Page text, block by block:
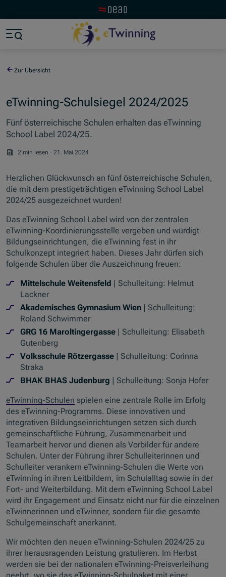
Zum Hauptinhalt springen
Zur Übersicht
eTwinning-Schulsiegel 2024/2025
Fünf österreichische Schulen erhalten das eTwinning
School Label 2024/25.
2 min lesen · 21. Mai 2024
Herzlichen Glückwunsch an fünf österreichische Schulen,
die mit dem prestigeträchtigeneTwinning School Label
2024/25 ausgezeichnet wurden!
DaseTwinning School Label wird von der zentralen
eTwinning-Koordinierungsstelle vergeben und würdigt
Bildungseinrichtungen, die eTwinning fest in ihr
Schulkonzept integriert haben. Dieses Jahr dürfen sich
folgende Schulen über die Auszeichnung freuen:
Mittelschule Weitensfeld
| Schulleitung: Helmut
Lackner
Akademisches Gymnasium Wien | Schulleitung:
Roland Schwimmer
GRG 16 Maroltingergasse | Schulleitung: Elisabeth
Gutenberg
Volksschule Rötzergasse | Schulleitung: Corinna
Straka
BHAK BHAS Judenburg | Schulleitung: Sonja Hofer
eTwinning-Schulen spielen eine zentrale Rolle im Erfolg
des eTwinning-Programms. Diese innovativen und
integrativen Bildungseinrichtungen setzen sich durch
gemeinschaftliche Führung, Zusammenarbeit und
Teamarbeit hervor und dienen als Vorbilder für andere
Schulen. Unter der Führung ihrer Schulleiterinnen und
Schulleiter verankern eTwinning-Schulen die Werte von
eTwinning in ihren Leitbildern, im Schulalltag sowie in der
Fort- und Weiterbildung. Mit demeTwinning School Label
wird ihr Engagement und Einsatz nicht nur für die einzelnen
eTwinnerinnen und eTwinner, sondern für die gesamte
Schulgemeinschaft anerkannt.
Wir möchten den neuen eTwinning-Schulen 2024/25 zu
ihrer herausragenden Leistung gratulieren. Im Herbst
werden sie bei der nationalen eTwinning-Preisverleihung
geehrt, wo sie das eTwinning-Schulpaket mit einer